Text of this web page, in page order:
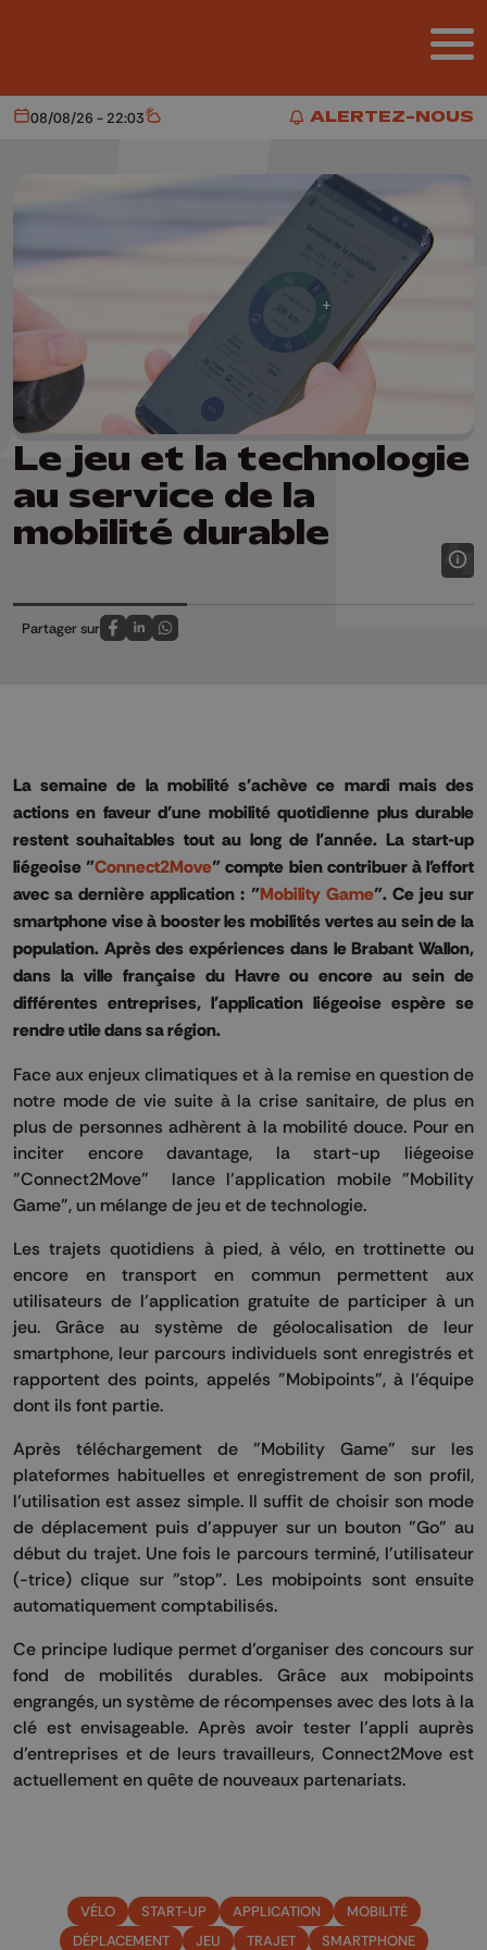
ALERTEZ-NOUS
ALERTEZ-NOUS
Aujourd'hui
08/08/26 - 22:03 Météo
Le jeu et la technologie
au service de la
mobilité durable
Partager sur
Partagez sur FaceBook
Partagez sur LinkedIn
Partagez sur Whatsapp
La semaine de la mobilité s'achève ce mardi mais des
actions en faveur d'une mobilité quotidienne plus durable
restent souhaitables tout au long de l'année. La start-up
liégeoise "Connect2Move" compte bien contribuer à l'effort
avec sa dernière application : "Mobility Game". Ce jeu sur
smartphone vise à booster les mobilités vertes au sein de la
population. Après des expériences dans le Brabant Wallon,
dans la ville française du Havre ou encore au sein de
différentes entreprises, l'application liégeoise espère se
rendre utile dans sa région.
Face aux enjeux climatiques et à la remise en question de
notre mode de vie suite à la crise sanitaire, de plus en
plus de personnes adhèrent à la mobilité douce. Pour en
inciter encore davantage, la start-up liégeoise
"Connect2Move" lance l’application mobile "Mobility
Game", un mélange de jeu et de technologie.
Les trajets quotidiens à pied, à vélo, en trottinette ou
encore en transport en commun permettent aux
utilisateurs de l’application gratuite de participer à un
jeu. Grâce au système de géolocalisation de leur
smartphone, leur parcours individuels sont enregistrés et
rapportent des points, appelés "Mobipoints", à l’équipe
dont ils font partie.
Après téléchargement de "Mobility Game" sur les
plateformes habituelles et enregistrement de son profil,
l’utilisation est assez simple. Il suffit de choisir son mode
de déplacement puis d'appuyer sur un bouton "Go" au
début du trajet. Une fois le parcours terminé, l'utilisateur
(-trice) clique sur "stop". Les mobipoints sont ensuite
automatiquement comptabilisés.
Ce principe ludique permet d’organiser des concours sur
fond de mobilités durables. Grâce aux mobipoints
engrangés, un système de récompenses avec des lots à la
clé est envisageable. Après avoir tester l’appli auprès
d’entreprises et de leurs travailleurs, Connect2Move est
actuellement en quête de nouveaux partenariats.
VÉLO START-UP APPLICATION
MOBILITÉ
DÉPLACEMENT
JEU TRAJET
SMARTPHONE